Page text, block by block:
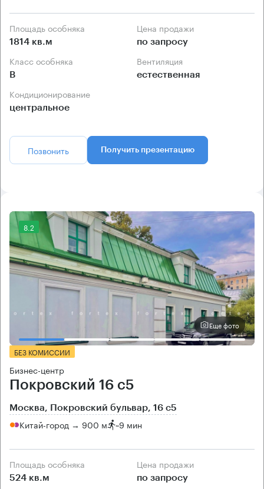
Площадь особняка
1814 кв.м
Цена продажи
по запросу
Класс особняка
B
Вентиляция
естественная
Кондиционирование
центральное
Позвонить Получить презентацию
8.2
Еще фото
БЕЗ КОМИССИИ
Бизнес-центр
Покровский 16 с5
Москва, Покровский бульвар, 16 с5
Китай-город → 900 м ~9 мин
Площадь особняка
524 кв.м
Цена продажи
по запросу